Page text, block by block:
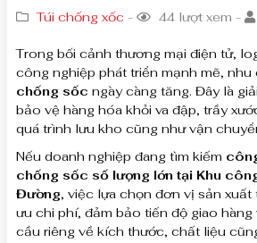
Túi chống xốc - 44 lượt xem -
Trong bối cảnh thương mại điện tử,
công nghiệp phát triển mạnh mẽ, nhu
chống sốc ngày càng tăng. Đây là
bảo vệ hàng hóa khỏi va đập, trầy
quá trình lưu kho cũng như vận
Nếu doanh nghiệp đang tìm kiếm
chống sốc số lượng lớn tại Khu
Đường, việc lựa chọn đơn vị sản xuất
ưu chi phí, đảm bảo tiến độ giao hàng
cầu riêng về kích thước, chất liệu